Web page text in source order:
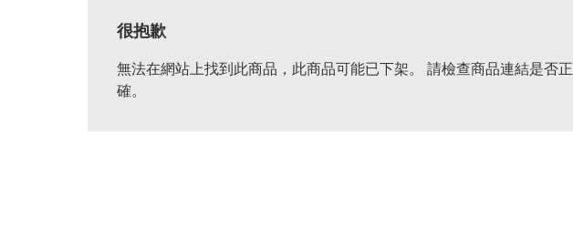
很抱歉
無法在網站上找到此商品，此商品可能已下架。 請檢查商品連結是否正
確。